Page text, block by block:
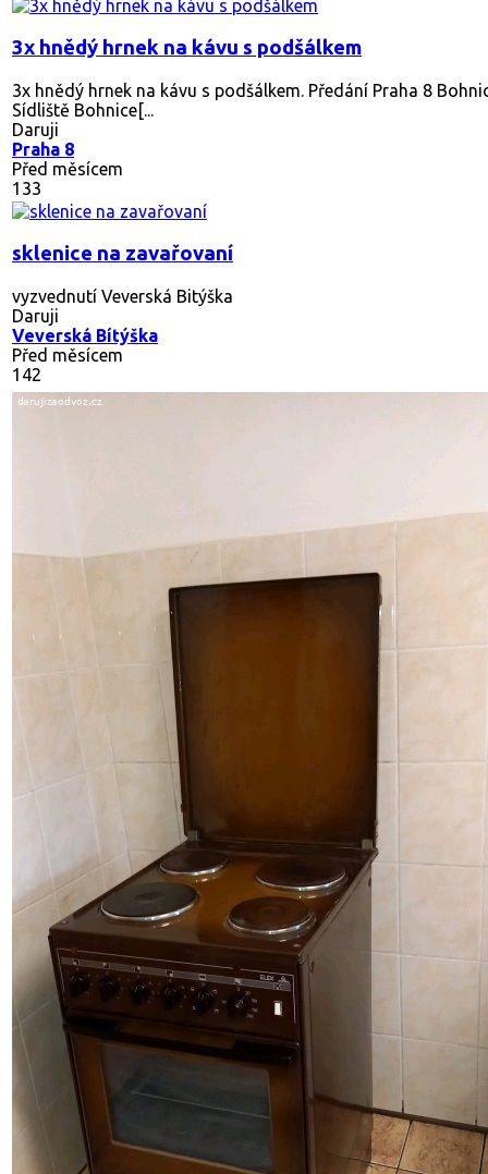
3x hnědý hrnek na kávu s podšálkem
3x hnědý hrnek na kávu s podšálkem. Předání Praha 8
Sídliště Bohnice[...
Daruji
Praha 8
Před měsícem
133
sklenice na zavařovaní
vyzvednutí Veverská Bitýška
Daruji
Veverská Bítýška
Před měsícem
142